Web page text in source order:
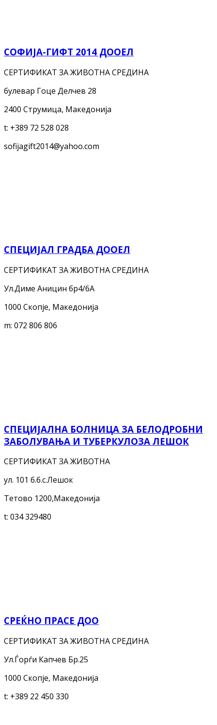
СОФИЈА-ГИФТ 2014 ДООЕЛ
СЕРТИФИКАТ ЗА ЖИВОТНА СРЕДИНА
булевар Гоце Делчев 28
2400 Струмица, Македонија
t: +389 72 528 028
sofijagift2014@yahoo.com
СПЕЦИЈАЛ ГРАДБА ДООЕЛ
СЕРТИФИКАТ ЗА ЖИВОТНА СРЕДИНА
Ул.Диме Аницин бр4/6А
1000 Скопје, Македонија
m: 072 806 806
СПЕЦИЈАЛНА БОЛНИЦА ЗА БЕЛОДРОБНИ
ЗАБОЛУВАЊА И ТУБЕРКУЛОЗА ЛЕШОК
СЕРТИФИКАТ ЗА ЖИВОТНА
ул. 101 б.б.с.Лешок
Тетово 1200,Македонија
t: 034 329480
СРЕЌНО ПРАСЕ ДОО
СЕРТИФИКАТ ЗА ЖИВОТНА СРЕДИНА
Ул.Ѓорѓи Капчев Бр.25
1000 Скопје, Македонија
t: +389 22 450 330